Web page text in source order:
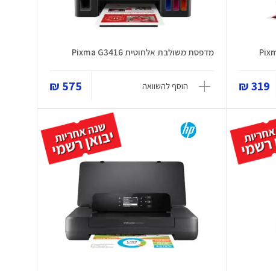
319 ₪
מדפסת משולבת אלחוטית Pixma G3416
הוסף להשוואה 575 ₪